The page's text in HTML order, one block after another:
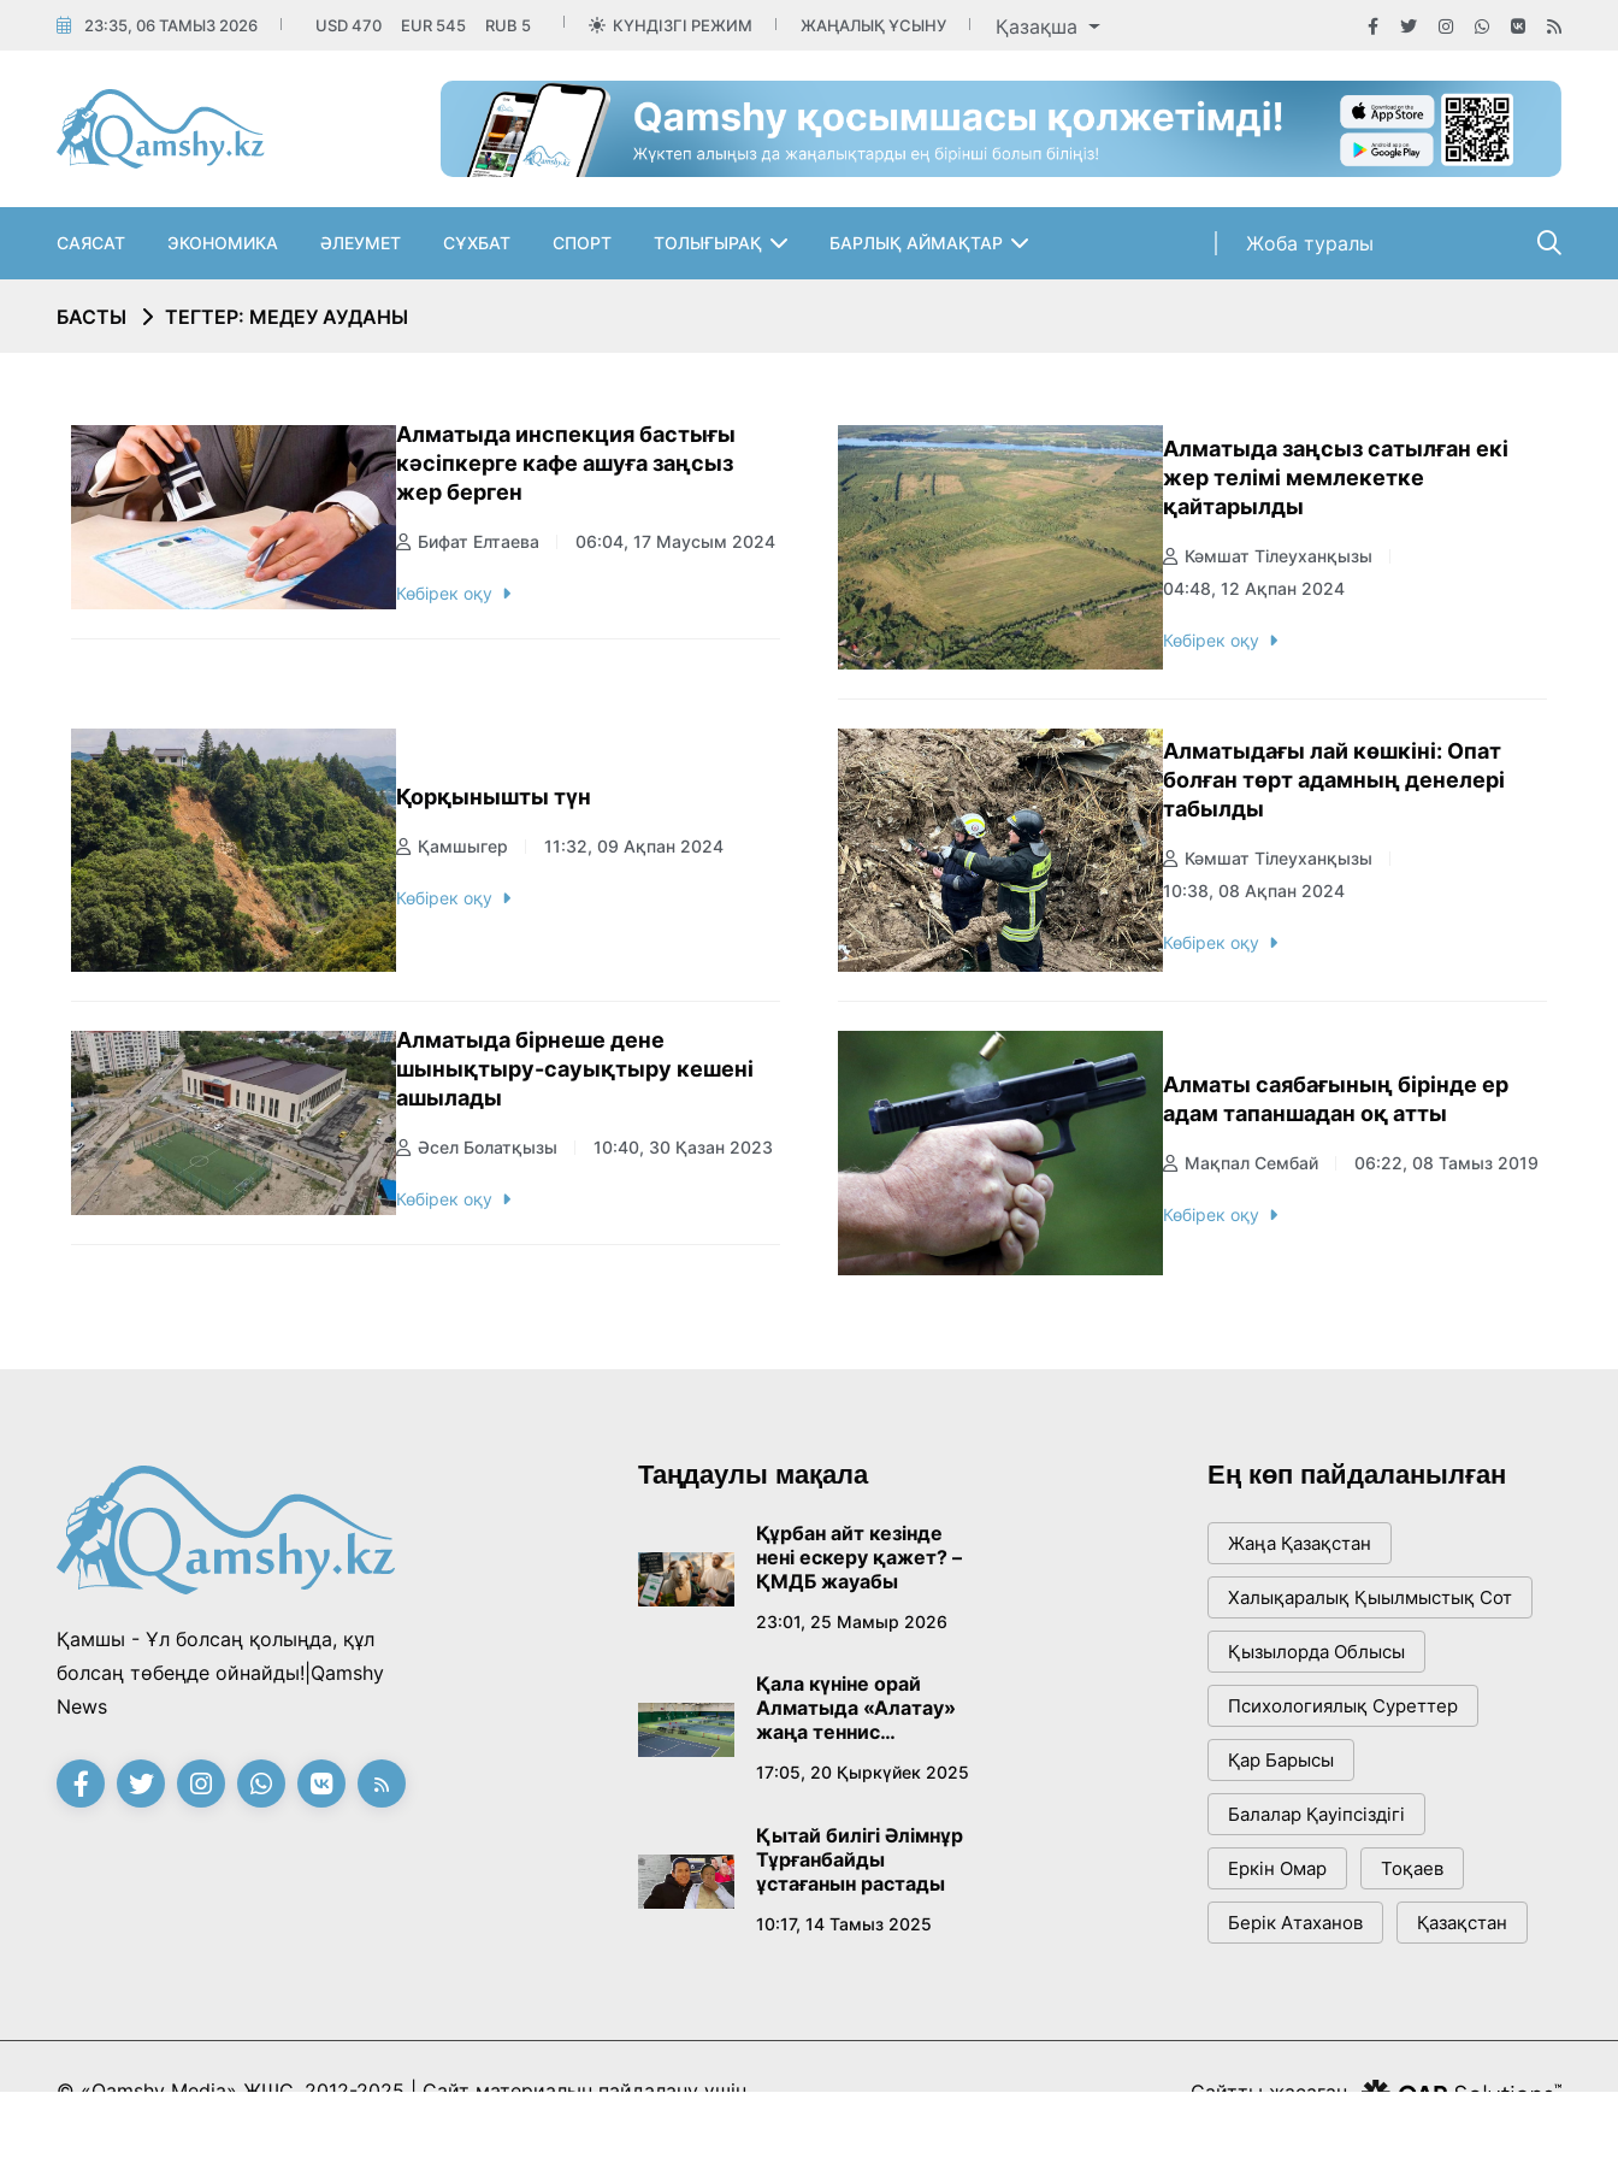
23:35, 06 ТАМЫЗ 2026 USD470 EUR 545 RUB 5 КҮНДІЗГІ РЕЖИМ ЖАҢАЛЫҚ ҰСЫНУ Қазақша
САЯСАТ ЭКОНОМИКА ӘЛЕУМЕТ СҰХБАТ СПОРТ ТОЛЫҒЫРАҚ БАРЛЫҚ АЙМАҚТАР Жоба туралы
БАСТЫ ТЕГТЕР: МЕДЕУ АУДАНЫ
Алматыда инспекция бастығы
кәсіпкерге кафе ашуға заңсыз
жер берген
Бифат Елтаева 06:04, 17 Маусым 2024
Көбірек оқу
Алматыда заңсыз сатылған екі
жер телімі мемлекетке
қайтарылды
Кәмшат Тілеуханқызы
04:48, 12 Ақпан 2024
Көбірек оқу
Қорқынышты түн
Қамшыгер 11:32, 09 Ақпан 2024
Көбірек оқу
Алматыдағы лай көшкіні: Опат
болған төрт адамның денелері
табылды
Кәмшат Тілеуханқызы
10:38, 08 Ақпан 2024
Көбірек оқу
Алматыда бірнеше дене
шынықтыру-сауықтыру кешені
ашылады
Әсел Болатқызы 10:40, 30 Қазан 2023
Көбірек оқу
Алматы саябағының бірінде ер
адам тапаншадан оқ атты
Мақпал Сембай 06:22, 08 Тамыз 2019
Көбірек оқу
Қамшы - Ұл болсаң қолыңда, құл
болсаң төбеңде ойнайды!|Qamshy
News
Таңдаулы мақала
Құрбан айт кезінде
нені ескеру қажет? –
ҚМДБ жауабы
23:01, 25 Мамыр 2026
Қала күніне орай
Алматыда «Алатау»
жаңа теннис
17:05, 20 Қыркүйек 2025
Қытай билігі Әлімнұр
Тұрғанбайды
ұстағанын растады
10:17, 14 Тамыз 2025
Ең көп пайдаланылған
Жаңа Қазақстан
Халықаралық Қыылмыстық Сот
Қызылорда Облысы
Психологиялық Суреттер
Қар Барысы
Балалар Қауіпсіздігі
Еркін Омар Тоқаев
Берік Атаханов Қазақстан
© «Qamshy Media» ЖШС, 2012-2025 | Сайт материалын пайдалану үшін
Сайтты жасаған